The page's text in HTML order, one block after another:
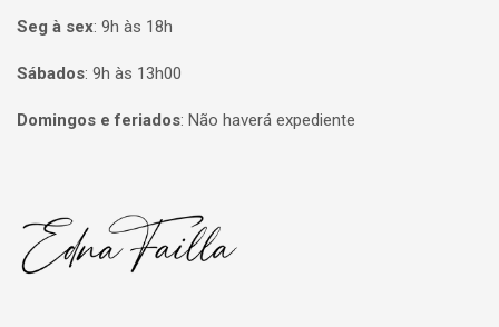
Seg à sex: 9h às 18h
Sábados: 9h às 13h00
Domingos e feriados: Não haverá expediente